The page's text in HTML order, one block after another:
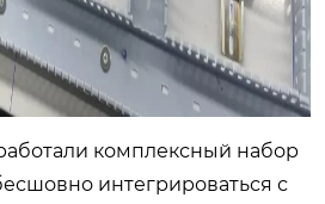
комплексный набор
интегрироваться с